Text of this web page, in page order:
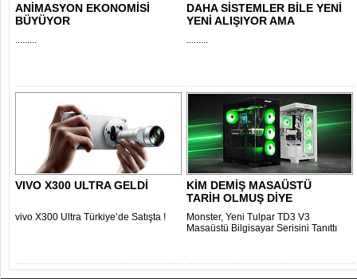
ANİMASYON EKONOMİSİ
BÜYÜYOR
.........
DAHA SİSTEMLER BİLE YENİ
YENİ ALIŞIYOR AMA
.........
VIVO X300 ULTRA GELDİ
vivo X300 Ultra Türkiye’de Satışta !
KİM DEMİŞ MASAÜSTÜ
TARİH OLMUŞ DİYE
Monster, Yeni Tulpar TD3 V3
Masaüstü Bilgisayar Serisini Tanıttı